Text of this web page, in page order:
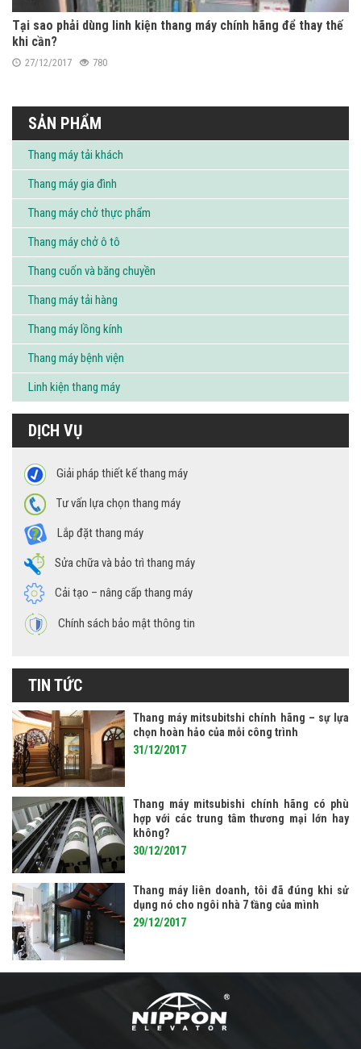
Tại sao phải dùng linh kiện thang máy chính hãng để thay thế
khi cần?
27/12/2017 780
SẢN PHẨM
Thang máy tải khách
Thang máy gia đình
Thang máy chở thực phẩm
Thang máy chở ô tô
Thang cuốn và băng chuyền
Thang máy tải hàng
Thang máy lồng kính
Thang máy bệnh viện
Linh kiện thang máy
DỊCH VỤ
Giải pháp thiết kế thang máy
Tư vấn lựa chọn thang máy
Lắp đặt thang máy
Sửa chữa và bảo trì thang máy
Cải tạo – nâng cấp thang máy
Chính sách bảo mật thông tin
TIN TỨC
Thang máy mitsubitshi chính hãng – sự lựa
chọn hoàn hảo của mỗi công trình
31/12/2017
Thang máy mitsubishi chính hãng có phù
hợp với các trung tâm thương mại lớn hay
không?
30/12/2017
Thang máy liên doanh, tôi đã đúng khi sử
dụng nó cho ngôi nhà 7 tầng của mình
29/12/2017